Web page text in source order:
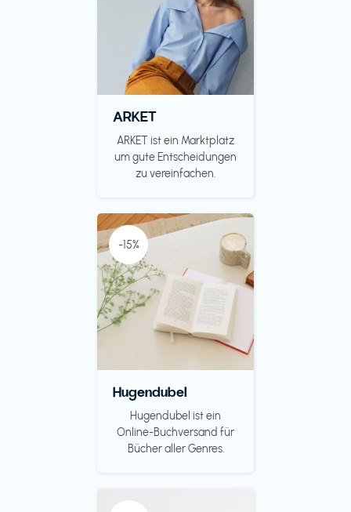
ARKET
ARKET ist ein Marktplatz
um gute Entscheidungen
zu vereinfachen.
-15%
Hugendubel
Hugendubel ist ein
Online-Buchversand für
Bücher aller Genres.